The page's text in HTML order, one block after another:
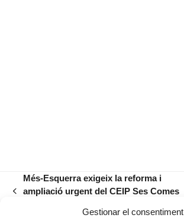
Gestionar el consentiment
previous
Més-Esquerra exigeix la reforma i
ampliació urgent del CEIP Ses Comes